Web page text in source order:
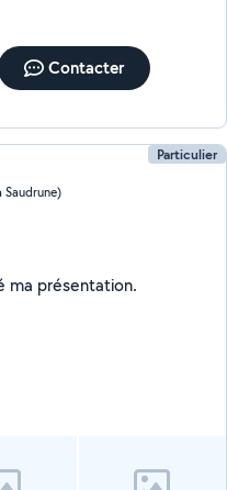
Contacter
Particulier
Saudrune)
Je n'ai pas encore renseigné ma présentation.